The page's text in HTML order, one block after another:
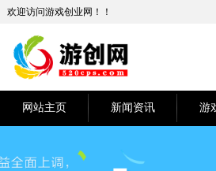
欢迎访问游戏创业网！！
网站主页 新闻资讯 游